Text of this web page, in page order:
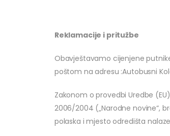
Reklamacije i pritužbe
Obavještavamo cijenjene
poštom na adresu :Autobusni
Zakonom o provedbi Uredbe
2006/2004 („Narodne novine“,
polaska i mjesto odredišta